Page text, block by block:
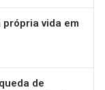
vida em
de